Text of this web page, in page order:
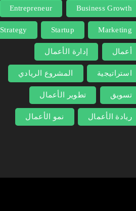
Business Growth
Entrepreneur
Marketing
Startup
Strategy
أعمال إدارة الأعمال
استراتيجية المشروع الريادي
تسويق تطوير الأعمال
ريادة الأعمال نمو الأعمال